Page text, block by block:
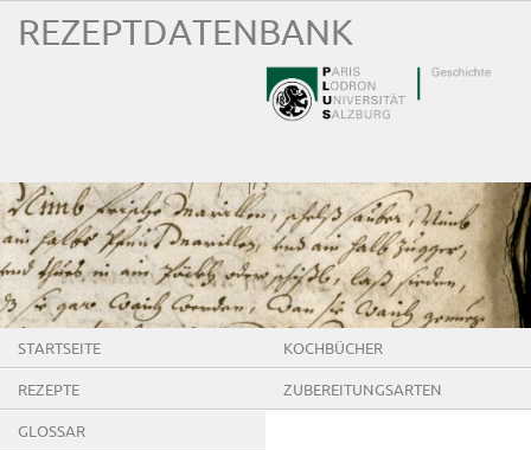
REZEPTDATENBANK
STARTSEITE KOCHBÜCHER
REZEPTE ZUBEREITUNGSARTEN
GLOSSAR